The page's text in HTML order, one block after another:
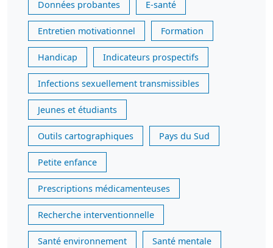
Données probantes E-santé
Entretien motivationnel Formation
Handicap Indicateurs prospectifs
Infections sexuellement transmissibles
Jeunes et étudiants
Outils cartographiques Pays du Sud
Petite enfance
Prescriptions médicamenteuses
Recherche interventionnelle
Santé environnement Santé mentale